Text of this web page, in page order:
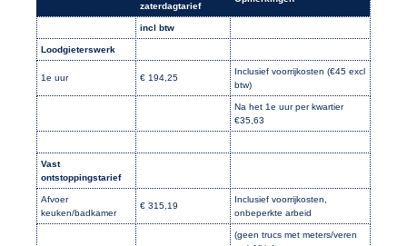
zaterdagtarief
incl btw
Loodgieterswerk
1e uur € 194,25
Inclusief voorrijkosten (€45 excl
btw)
Na het 1e uur per kwartier
€35,63
Vast
ontstoppingstarief
Afvoer
keuken/badkamer
€ 315,19
Inclusief voorrijkosten,
onbeperkte arbeid
(geen trucs met meters/veren